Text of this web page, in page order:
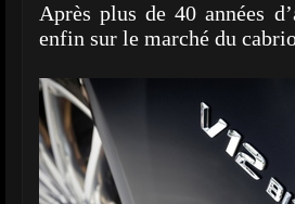
Après plus de 40 années
enfin sur le marché du